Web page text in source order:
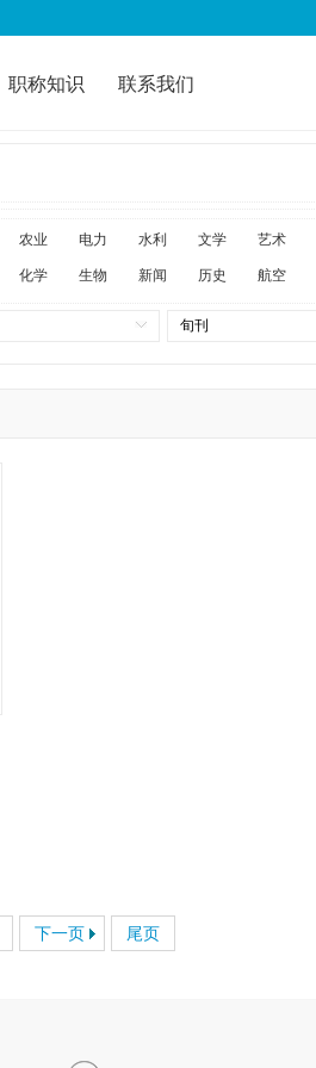
职称知识 联系我们
农业 电力 水利 文学 艺术
化学 生物 新闻 历史 航空
旬刊
下一页 尾页